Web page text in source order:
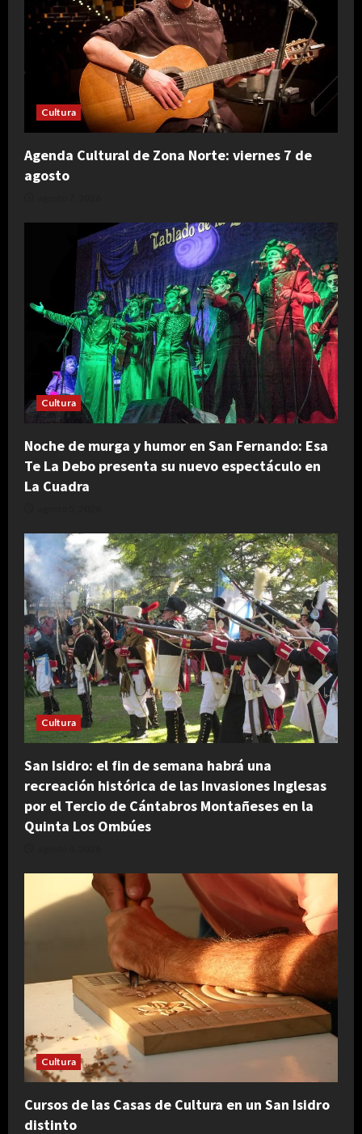
Cultura
Agenda Cultural de Zona Norte: viernes 7 de
agosto
Cultura
Noche de murga y humor en San Fernando: Esa
Te La Debo presenta su nuevo espectáculo en
La Cuadra
Cultura
San Isidro: el fin de semana habrá una
recreación histórica de las Invasiones Inglesas
por el Tercio de Cántabros Montañeses en la
Quinta Los Ombúes
Cultura
Cursos de las Casas de Cultura en un San Isidro
distinto